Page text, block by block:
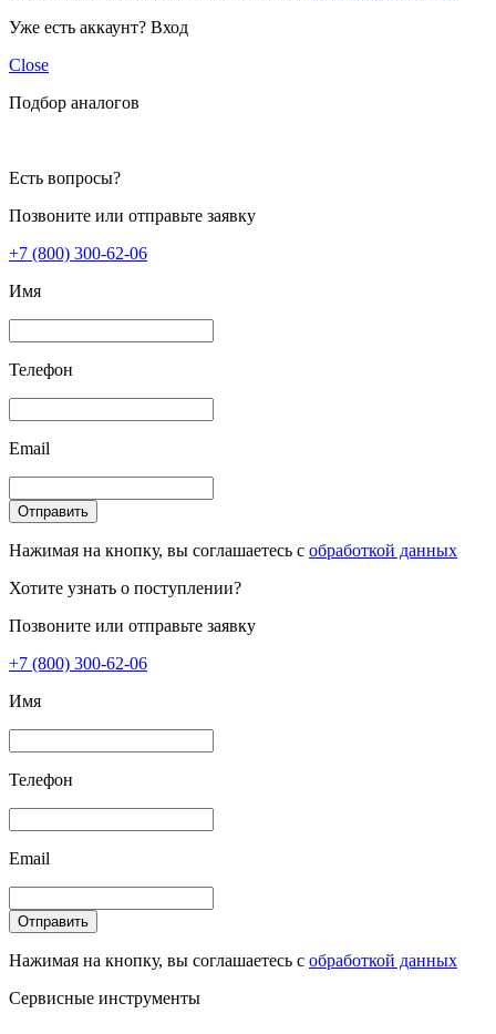
Уже есть аккаунт? Вход
Close
Подбор аналогов
Есть вопросы?
Позвоните или отправьте заявку
+7 (800) 300-62-06
Имя
Телефон
Email
Отправить
Нажимая на кнопку, вы соглашаетесь с обработкой данных
Хотите узнать о поступлении?
Позвоните или отправьте заявку
+7 (800) 300-62-06
Имя
Телефон
Email
Отправить
Нажимая на кнопку, вы соглашаетесь с обработкой данных
Сервисные инструменты